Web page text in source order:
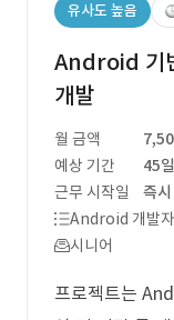
유사도 높음
Android 기
개발
월 금액
예상 기간
45일
근무 시작일
즉
Android 개발자
시니어
프로젝트는